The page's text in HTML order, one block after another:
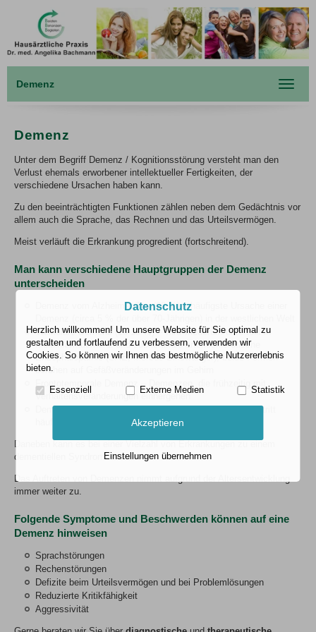
Demenz
Toggle
Demenz
Unter dem Begriff Demenz / Kognitionsstörung versteht man den
Verlust ehemals erworbener intellektueller Fertigkeiten, der
verschiedene Ursachen haben kann.
Zu den beeinträchtigten Funktionen zählen neben dem Gedächtnis vor
allem auch die Sprache, das Rechnen und das Urteilsvermögen.
Meist verläuft die Erkrankung progredient (fortschreitend).
Man kann verschiedene Hauptgruppen der Demenz
unterscheiden
Demenz vom Alzheimer-Typ (60 %) – häufigste Ursache einer
Vaskuläre Demenz (10-15 %) – wird wiederum unterteilt in
Multiinfarktdemenz und subkortikale arteriosklerotische
Enzephalopathie (SAE; Morbus Binswanger); beide Formen
beruhen auf Gefäßveränderungen im Gehirn
Frontotemporale Demenz – Demenzen, die frühzeitig mit
Verhaltensveränderungen einhergehen
Demenz vom Lewy-Körper-Typ (10-15 %) – diese Form tritt
häufig mit dem Morbus Parkinson auf
Daneben kann es bei einer Vielzahl von Erkrankungen zu einem
dementiellen Syndrom kommen.
Das Auftreten von Demenzen nimmt aufgrund der Altersentwicklung
immer weiter zu.
Folgende Symptome und Beschwerden können auf eine
Demenz hinweisen
Sprachstörungen
Rechenstörungen
Defizite beim Urteilsvermögen und bei Problemlösungen
Reduzierte Kritikfähigkeit
Aggressivität
Datenschutz
Herzlich willkommen! Um unsere Website für Sie optimal zu
gestalten und fortlaufend zu verbessern, verwenden wir
Cookies. So können wir Ihnen das bestmögliche Nutzererlebnis
bieten.
Essenziell Externe Medien Statistik
Akzeptieren
Einstellungen übernehmen